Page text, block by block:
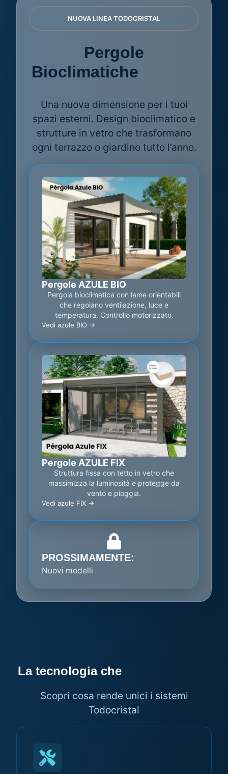
NUOVA LINEA TODOCRISTAL
Pergole
Bioclimatiche
Una nuova dimensione per i tuoi
spazi esterni. Design bioclimatico e
strutture in vetro che trasformano
ogni terrazzo o giardino tutto l’anno.
Pergole AZULE BIO
Pergola bioclimatica con lame orientabili
che regolano ventilazione, luce e
temperatura. Controllo motorizzato.
Vedi azule BIO ->
Pergole AZULE FIX
Struttura fissa con tetto in vetro che
massimizza la luminosità e protegge da
vento e pioggia.
Vedi azule FIX ->
PROSSIMAMENTE:
Nuovi modelli
La tecnologia che
Scopri cosa rende unici i sistemi
Todocristal